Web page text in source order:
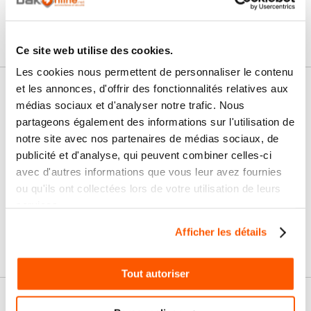
Ce site web utilise des cookies.
Les cookies nous permettent de personnaliser le contenu
et les annonces, d'offrir des fonctionnalités relatives aux
médias sociaux et d'analyser notre trafic. Nous
partageons également des informations sur l'utilisation de
notre site avec nos partenaires de médias sociaux, de
publicité et d'analyse, qui peuvent combiner celles-ci
avec d'autres informations que vous leur avez fournies
ou qu'ils ont collectées lors de votre utilisation de leurs
Afficher les détails
Tout autoriser
Nos services
Paiement
100% sécurisé
Paiement en
3x sans frais
Livraison
24/72H
SAV & Retours